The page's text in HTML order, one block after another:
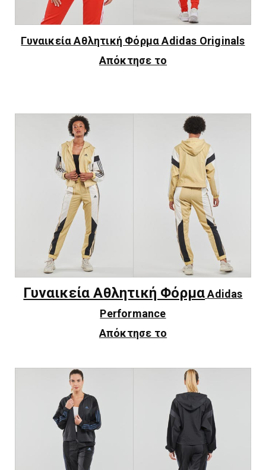
Γυναικεία Αθλητική Φόρμα Adidas Originals
Απόκτησε το
Γυναικεία Αθλητική Φόρμα Adidas
Performance
Απόκτησε το